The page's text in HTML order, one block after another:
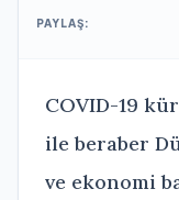
PAYLAŞ:
COVID-19
ile beraber
ve ekonomi